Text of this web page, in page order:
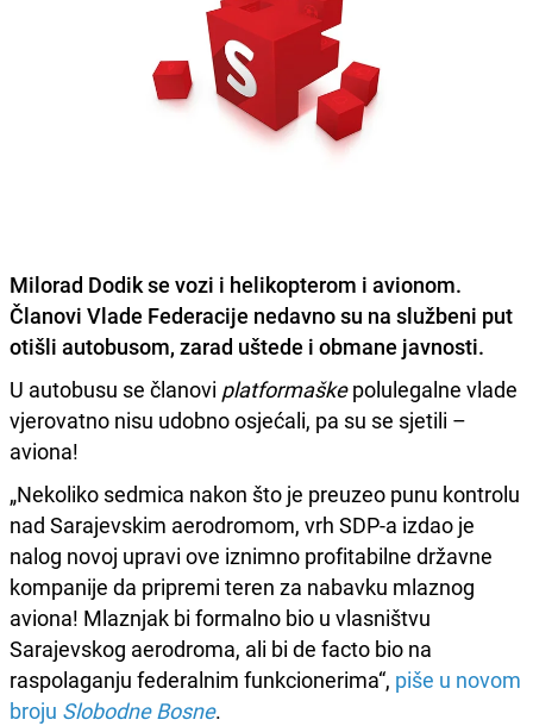
Milorad Dodik se vozi i helikopterom i avionom.
Članovi Vlade Federacije nedavno su na službeni put
otišli autobusom, zarad uštede i obmane javnosti.
U autobusu se članovi platformaškepolulegalne vlade
vjerovatno nisu udobno osjećali, pa su se sjetili –
aviona!
„Nekoliko sedmica nakon što je preuzeo punu kontrolu
nad Sarajevskim aerodromom, vrh SDP-a izdao je
nalog novoj upravi ove iznimno profitabilne državne
kompanije da pripremi teren za nabavku mlaznog
aviona! Mlaznjak bi formalno bio u vlasništvu
Sarajevskog aerodroma, ali bi de facto bio na
raspolaganju federalnim funkcionerima“, piše u novom
broju Slobodne Bosne.